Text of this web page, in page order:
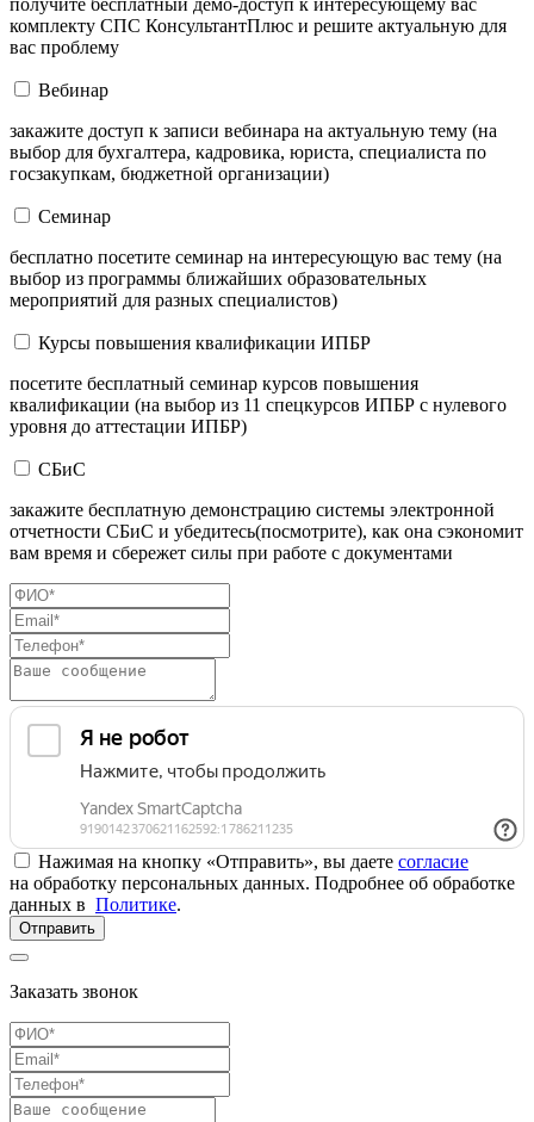
комплекту СПС КонсультантПлюс и решите актуальную для
вас проблему
Вебинар
закажите доступ к записи вебинара на актуальную тему (на
выбор для бухгалтера, кадровика, юриста, специалиста по
госзакупкам, бюджетной организации)
Семинар
бесплатно посетите семинар на интересующую вас тему (на
выбор из программы ближайших образовательных
мероприятий для разных специалистов)
Курсы повышения квалификации ИПБР
посетите бесплатный семинар курсов повышения
квалификации (на выбор из 11 спецкурсов ИПБР с нулевого
уровня до аттестации ИПБР)
СБиС
закажите бесплатную демонстрацию системы электронной
отчетности СБиС и убедитесь(посмотрите), как она сэкономит
вам время и сбережет силы при работе с документами
Нажимая на кнопку «Отправить», вы даете согласие
на обработку персональных данных. Подробнее об обработке
данных в Политике.
Отправить
Заказать звонок